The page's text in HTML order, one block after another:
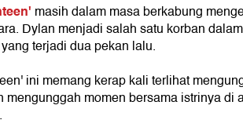
masih dalam masa berkabung
Dylan menjadi salah satu korban dalam
terjadi dua pekan lalu.
ini memang kerap kali terlihat
mengunggah momen bersama istrinya di